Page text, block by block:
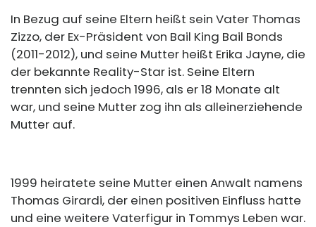
In Bezug auf seine Eltern heißt sein Vater Thomas
Zizzo, der Ex-Präsident von Bail King Bail Bonds
(2011-2012), und seine Mutter heißt Erika Jayne, die
der bekannte Reality-Star ist. Seine Eltern
trennten sich jedoch 1996, als er 18 Monate alt
war, und seine Mutter zog ihn als alleinerziehende
Mutter auf.
1999 heiratete seine Mutter einen Anwalt namens
Thomas Girardi, der einen positiven Einfluss hatte
und eine weitere Vaterfigur in Tommys Leben war.